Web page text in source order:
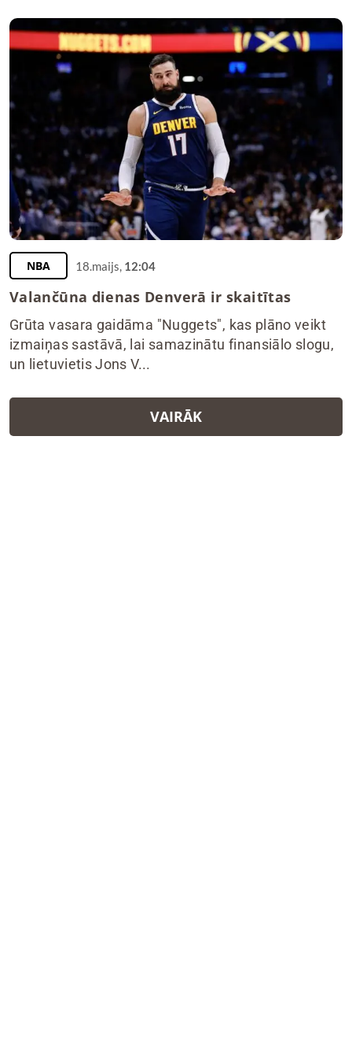
NBA 18.maijs, 12:04
Valančūna dienas Denverā ir skaitītas
Grūta vasara gaidāma "Nuggets", kas plāno veikt
izmaiņas sastāvā, lai samazinātu finansiālo slogu,
un lietuvietis Jons V...
VAIRĀK